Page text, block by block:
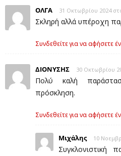
ΟΛΓΑ 31 Οκτωβρίου 2024
Σκληρή αλλά υπέροχη
Συνδεθείτε για να αφήσετε
ΔΙΟΝΥΣΗΣ 30 Οκτωβρίου
Πολύ καλή
πρόσκληση.
Συνδεθείτε για να αφήσετε
Μιχάλης 10
Συγκλονιστική